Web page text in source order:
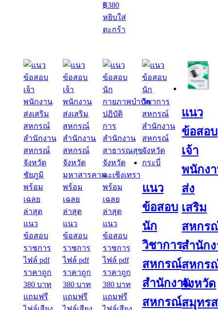
฿380
หยิบใส่
ตะกร้า
แนว
ข้อสอบ
นัก
วิชาการ
สหกรณ์
สำนักงาน
สหกรณ์
แนว
ข้อสอบ
เจ้า
พนักง
ส่ง
เสริม
สหกร
สำนัก
สหกร
จังหวัด
สมุทร